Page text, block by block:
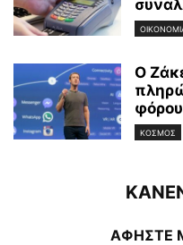
Ο
ΚΌΣΜΟΣ
ΑΦΗΣΤΕ